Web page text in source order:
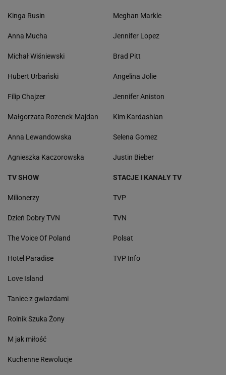
Kinga Rusin
Anna Mucha
Michał Wiśniewski
Hubert Urbański
Filip Chajzer
Małgorzata Rozenek-Majdan
Anna Lewandowska
Agnieszka Kaczorowska
Meghan Markle
Jennifer Lopez
Brad Pitt
Angelina Jolie
Jennifer Aniston
Kim Kardashian
Selena Gomez
Justin Bieber
TV SHOW
Milionerzy
Dzień Dobry TVN
The Voice Of Poland
Hotel Paradise
Love Island
Taniec z gwiazdami
Rolnik Szuka Żony
M jak miłość
Kuchenne Rewolucje
STACJE I KANAŁY TV
TVP
TVN
Polsat
TVP Info